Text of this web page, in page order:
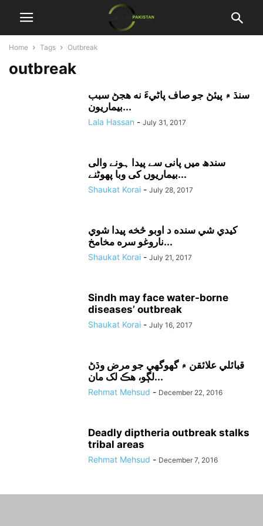
Home Tags Outbreak
outbreak
سنڌ ۾ پيئڻ جو صاف پاڻيءَ نه هجڻ سبب
بيماريون...
Lala Hassan - July 31, 2017
سندھ میں پانی سے پیدا ہونے والی
بیماریوں کی وبا پھوٹنے...
Shaukat Korai - July 28, 2017
کيدي شي سنده د اوبو څخه پيدا شوي
ناروغو سره مخامخ...
Shaukat Korai - July 21, 2017
Sindh may face water-borne
diseases’ outbreak
Shaukat Korai - July 16, 2017
قبائلي علائقن ۾ گھوگھي جو مرض وڌڻ
لڳو، هڪ لک مان...
Rehmat Mehsud - December 22, 2016
Deadly diptheria outbreak stalks
tribal areas
Rehmat Mehsud - December 7, 2016